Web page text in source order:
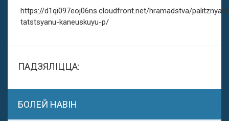
https://d1qi097eoj06ns.cloudfront.net/hramadstva/
tatstsyanu-kaneuskuyu-p/
ПАДЗЯЛІЦЦА:
БОЛЕЙ НАВІН